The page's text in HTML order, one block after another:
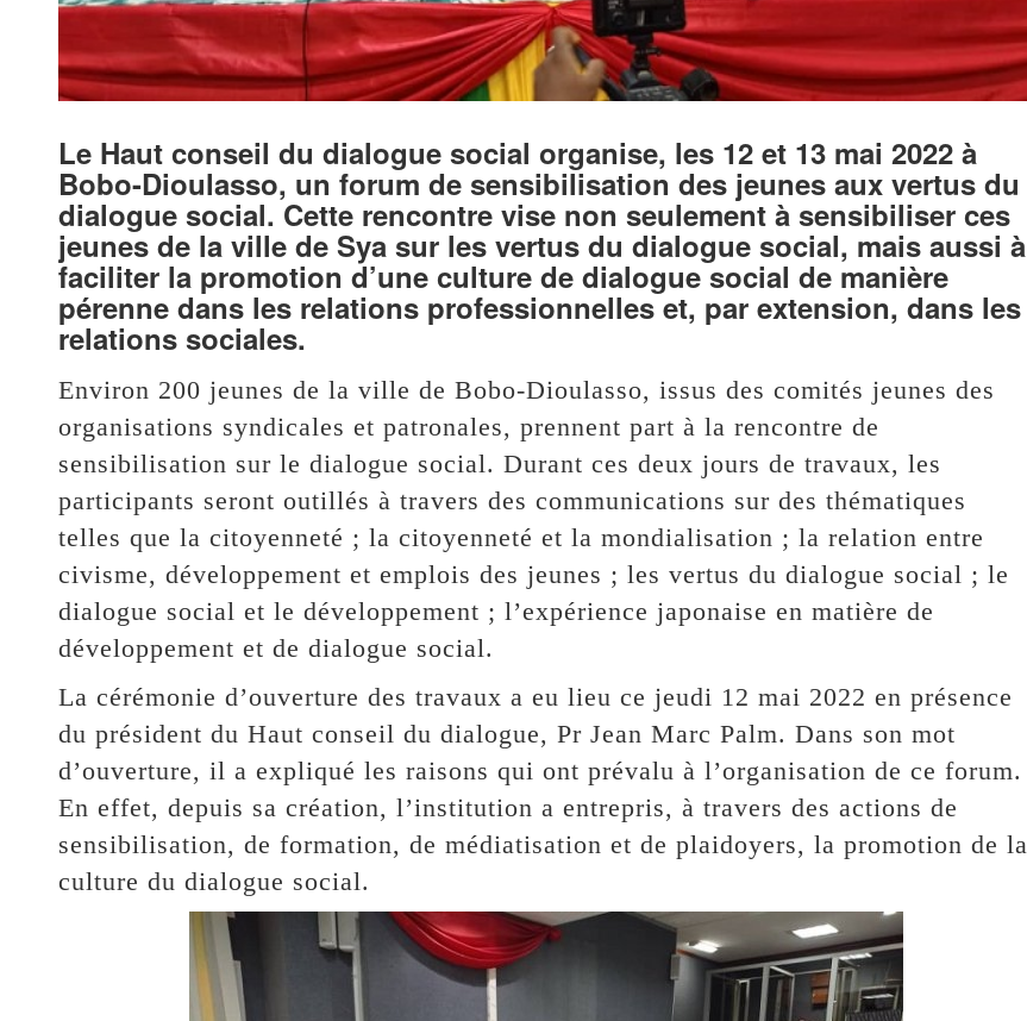
Le Haut conseil du dialogue social organise, les 12 et 13 mai 2022 à
Bobo-Dioulasso, un forum de sensibilisation des jeunes aux vertus du
dialogue social. Cette rencontre vise non seulement à sensibiliser ces
jeunes de la ville de Sya sur les vertus du dialogue social, mais aussi à
faciliter la promotion d’une culture de dialogue social de manière
pérenne dans les relations professionnelles et, par extension, dans les
relations sociales.
Environ 200 jeunes de la ville de Bobo-Dioulasso, issus des comités jeunes des
organisations syndicales et patronales, prennent part à la rencontre de
sensibilisation sur le dialogue social. Durant ces deux jours de travaux, les
participants seront outillés à travers des communications sur des thématiques
telles que la citoyenneté ; la citoyenneté et la mondialisation ; la relation entre
civisme, développement et emplois des jeunes ; les vertus du dialogue social ; le
dialogue social et le développement ; l’expérience japonaise en matière de
développement et de dialogue social.
La cérémonie d’ouverture des travaux a eu lieu ce jeudi 12 mai 2022 en présence
du président du Haut conseil du dialogue, Pr Jean Marc Palm. Dans son mot
d’ouverture, il a expliqué les raisons qui ont prévalu à l’organisation de ce forum.
En effet, depuis sa création, l’institution a entrepris, à travers des actions de
sensibilisation, de formation, de médiatisation et de plaidoyers, la promotion de la
culture du dialogue social.